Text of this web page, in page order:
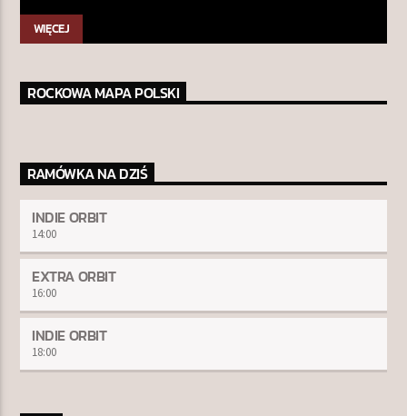
WIĘCEJ
ROCKOWA MAPA POLSKI
RAMÓWKA NA DZIŚ
INDIE ORBIT
14:00
EXTRA ORBIT
16:00
INDIE ORBIT
18:00